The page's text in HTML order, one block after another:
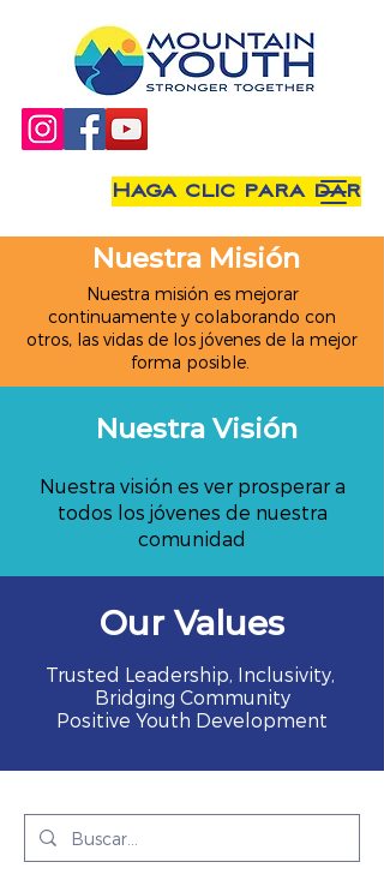
Nuestra Misión
Nuestra misión es mejorar
continuamente y colaborando con
otros, las vidas de los jóvenes de la mejor
forma posible.
Nuestra Visión
Nuestra visión es ver prosperar a
todos los jóvenes de nuestra
comunidad
Our Values
Trusted Leadership, Inclusivity,
Bridging Community
Positive Youth Development
Haga clic para dar